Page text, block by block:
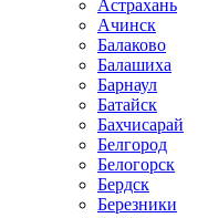
Астрахань
Ачинск
Балаково
Балашиха
Барнаул
Батайск
Бахчисарай
Белгород
Белогорск
Бердск
Березники